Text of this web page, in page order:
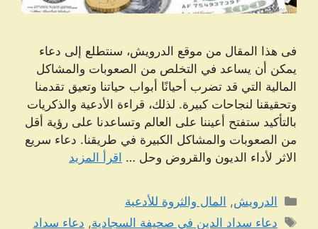
فی هذا المقال من موقع الدرویش، سنتطلع إلى دعاء
يمكن أن يساعد في التخلص من الصعوبات والمشاكل
المالية التي قد تضرب أحيانًا أبواب حياتنا وتعيق تقدمنا
وتحقيقنا لنجاحات كبيرة. لذلك، قراءة الأدعية والذكريات
بالتأكيد ستفتح أعيننا على العالم وتساعدنا على رؤية أقل
من الصعوبات والمشاكل الكبيرة في طريقنا. دعاء سريع
الاثر لأداء الديون والقروض وحل … اقرأ المزيد
التصنيفات
الدرويش, المال والثروة للأدعية
الوسوم
دعاء سداد الدين في صحيفة السجادية, دعاء سداد